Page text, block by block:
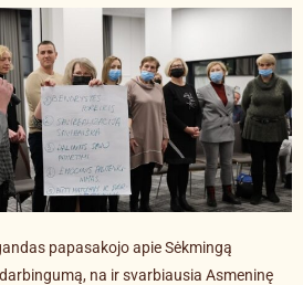
papasakojo apie Sėkmingą
na ir svarbiausia Asmeninę